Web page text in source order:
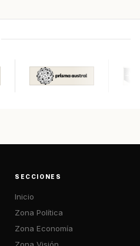
SECCIONES
Inicio
Zona Política
Zona Economía